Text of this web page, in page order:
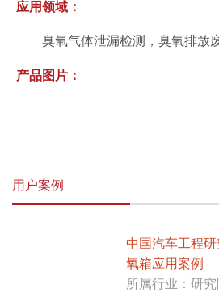
应用领域：
臭氧气体泄漏检测，臭氧排放
产品图片：
用户案例
中国汽车工程
氧箱应用案例
所属行业：研究